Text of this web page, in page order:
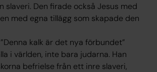
slaveri. Den firade också Jesus med
med egna tillägg som skapade den
kalk är det nya förbundet”
i världen, inte bara judarna. Han
befrielse från ett inre slaveri,